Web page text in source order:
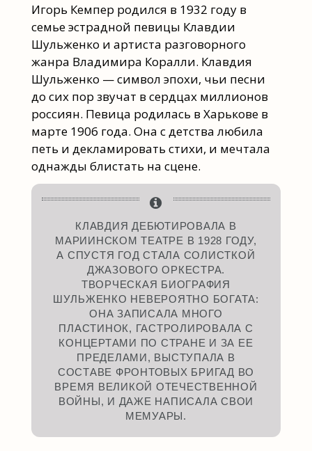
Игорь Кемпер родился в 1932 году в
семье эстрадной певицы Клавдии
Шульженко и артиста разговорного
жанра Владимира Коралли. Клавдия
Шульженко — символ эпохи, чьи песни
до сих пор звучат в сердцах миллионов
россиян. Певица родилась в Харькове в
марте 1906 года. Она с детства любила
петь и декламировать стихи, и мечтала
однажды блистать на сцене.
КЛАВДИЯ ДЕБЮТИРОВАЛА В
МАРИИНСКОМ ТЕАТРЕ В 1928 ГОДУ,
А СПУСТЯ ГОД СТАЛА СОЛИСТКОЙ
ДЖАЗОВОГО ОРКЕСТРА.
ТВОРЧЕСКАЯ БИОГРАФИЯ
ШУЛЬЖЕНКО НЕВЕРОЯТНО БОГАТА:
ОНА ЗАПИСАЛА МНОГО
ПЛАСТИНОК, ГАСТРОЛИРОВАЛА С
КОНЦЕРТАМИ ПО СТРАНЕ И ЗА ЕЕ
ПРЕДЕЛАМИ, ВЫСТУПАЛА В
СОСТАВЕ ФРОНТОВЫХ БРИГАД ВО
ВРЕМЯ ВЕЛИКОЙ ОТЕЧЕСТВЕННОЙ
ВОЙНЫ, И ДАЖЕ НАПИСАЛА СВОИ
МЕМУАРЫ.